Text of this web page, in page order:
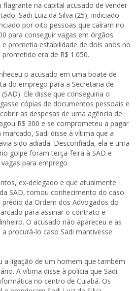
na capital acusado de vender
Sadi Luiz da Silva (25), indiciado
por oito pessoas que caíram no
para conseguir vagas em órgãos
prometia estabilidade de dois anos no
era de R$ 1.050.
o acusado em uma boate de
do emprego para a Secretaria de
Ele disse que conseguiria o
cópias de documentos pessoais e
as despesas de uma agência de
R$ 300 e se comprometeu a pagar
Sadi disse à vítima que a
sido adiada. Desconfiada, ela e uma
golpe foram terça-feira à SAD e
para emprego.
ex-delegado e que atualmente
SAD, tomou conhecimento do caso.
da Ordem dos Advogados do
para assinar o contrato e
O acusado não apareceu e as
procurá-lo caso Sadi mantivesse
a ligação de um homem que também
A vítima disse à polícia que Sadi
no centro de Cuiabá. Os